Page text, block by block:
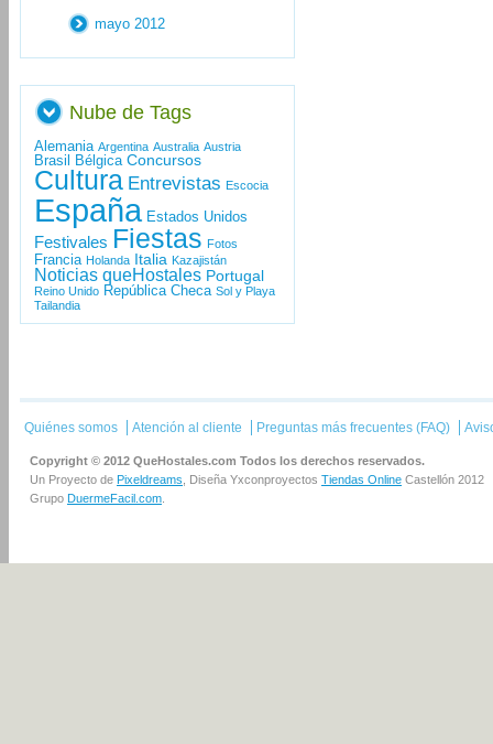
mayo 2012
Nube de Tags
Alemania Argentina Australia Austria
Brasil Bélgica Concursos
Cultura Entrevistas Escocia
España Estados Unidos
Festivales Fiestas Fotos
Francia Holanda Italia Kazajistán
Noticias queHostales Portugal
Reino Unido República Checa Sol y Playa
Tailandia
Quiénes somos Atención al cliente Preguntas más frecuentes (FAQ)
Copyright © 2012 QueHostales.com Todos los derechos reservados.
Un Proyecto de Pixeldreams , Diseña Yxconproyectos Tiendas Online Castellón 2012
Grupo DuermeFacil.com